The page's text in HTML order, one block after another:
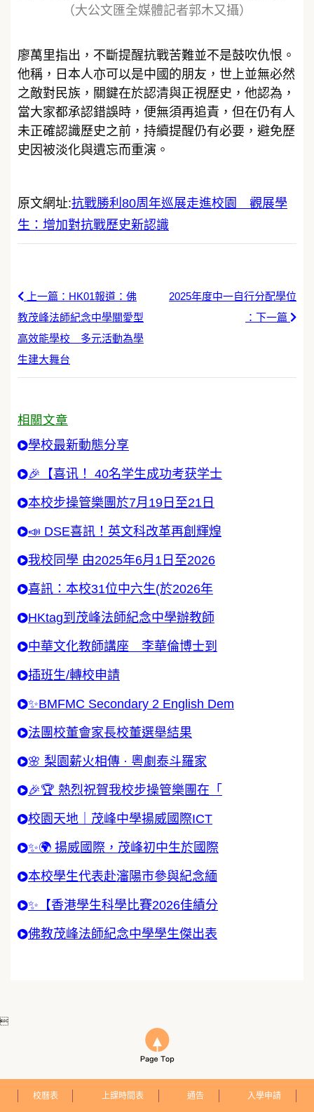
（大公文匯全媒體記者郭木又攝）
廖萬里指出，不斷提醒抗戰苦難並不是鼓吹仇恨。
他稱，日本人亦可以是中國的朋友，世上並無必然
之敵對民族，關鍵在於認清與正視歷史，他認為，
當大家都承認錯誤時，便無須再追責，但在仍有人
未正確認識歷史之前，持續提醒仍有必要，避免歷
史因被淡化與遺忘而重演。
原文網址:抗戰勝利80周年巡展走進校園 觀展學
生：增加對抗戰歷史新認識
上一篇：HK01報道：佛
教茂峰法師紀念中學關愛型
高效能學校 多元活動為學
生建大舞台
2025年度中一自行分配學位
：下一篇
相關文章
學校最新動態分享
🎉【喜讯！ 40名学生成功考获学士
本校步操管樂團於7月19日至21日
📣 DSE喜訊！英文科改革再創輝煌
我校同學 由2025年6月1日至2026
喜訊：本校31位中六生(於2026年
HKtag到茂峰法師紀念中學辦教師
中華文化教師講座 李華倫博士到
插班生/轉校申請
✨BMFMC Secondary 2 English Dem
法團校董會家長校董選舉結果
🌸 梨園薪火相傳 · 粵劇泰斗羅家
🎉🏆 熱烈祝賀我校步操管樂團在「
校園天地｜茂峰中學揚威國際ICT
✨🌍 揚威國際，茂峰初中生於國際
本校學生代表赴瀋陽市參與紀念緬
✨【香港學生科學比賽2026佳績分
佛教茂峰法師紀念中學學生傑出表

校曆表 上課時間表 通告 入學申請